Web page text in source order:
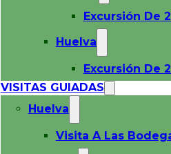
Excursión De
Huelva
Excursión De
VISITAS GUIADAS
Huelva
Visita A Las